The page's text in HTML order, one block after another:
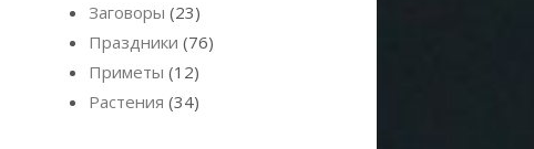
Заговоры (23)
Праздники (76)
Приметы (12)
Растения (34)